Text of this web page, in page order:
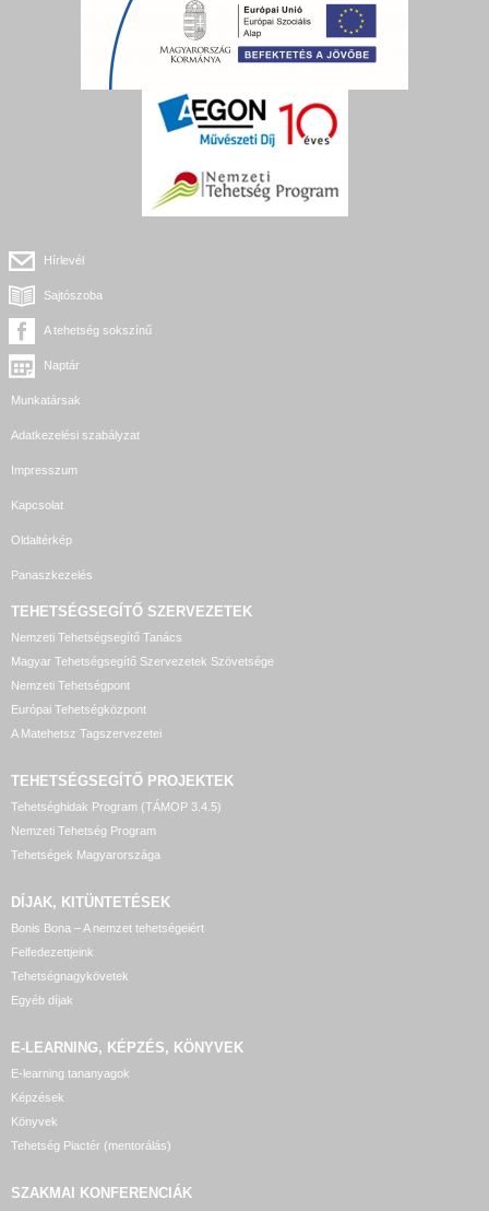
Hírlevél
Sajtószoba
A tehetség sokszínű
Naptár
Munkatársak
Adatkezelési szabályzat
Impresszum
Kapcsolat
Oldaltérkép
Panaszkezelés
TEHETSÉGSEGÍTŐ SZERVEZETEK
Nemzeti Tehetségsegítő Tanács
Magyar Tehetségsegítő Szervezetek Szövetsége
Nemzeti Tehetségpont
Európai Tehetségközpont
A Matehetsz Tagszervezetei
TEHETSÉGSEGÍTŐ PROJEKTEK
Tehetséghidak Program (TÁMOP 3.4.5)
Nemzeti Tehetség Program
Tehetségek Magyarországa
DÍJAK, KITÜNTETÉSEK
Bonis Bona – A nemzet tehetségeiért
Felfedezettjeink
Tehetségnagykövetek
Egyéb díjak
E-LEARNING, KÉPZÉS, KÖNYVEK
E-learning tananyagok
Képzések
Könyvek
Tehetség Piactér (mentorálás)
SZAKMAI KONFERENCIÁK